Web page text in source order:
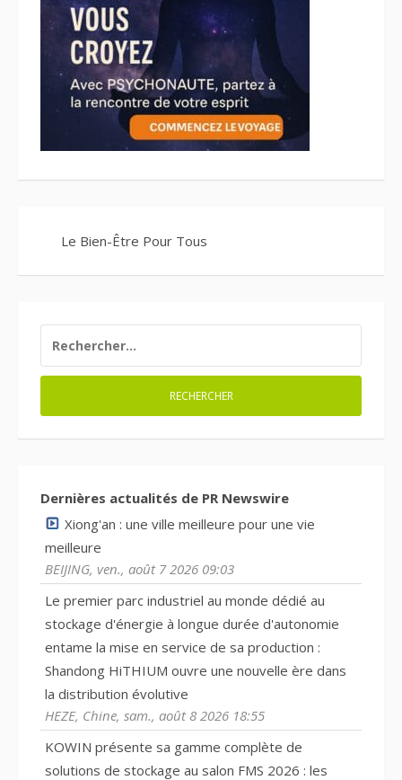
Le Bien-Être Pour Tous
Dernières actualités de PR Newswire
Xiong'an : une ville meilleure pour une vie
meilleure
BEIJING, ven., août 7 2026 09:03
Le premier parc industriel au monde dédié au
stockage d'énergie à longue durée d'autonomie
entame la mise en service de sa production :
Shandong HiTHIUM ouvre une nouvelle ère dans
la distribution évolutive
HEZE, Chine, sam., août 8 2026 18:55
KOWIN présente sa gamme complète de
solutions de stockage au salon FMS 2026 : les